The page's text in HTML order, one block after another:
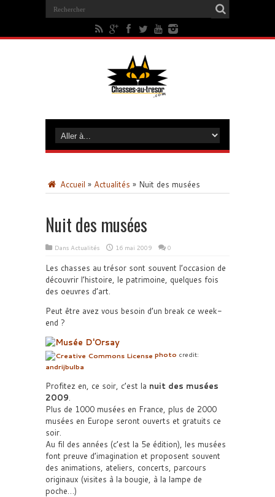
Accueil » Actualités » Nuit des musées
Nuit des musées
Dans Actualités 16 mai 2009 0
Les chasses au trésor sont souvent l’occasion de
découvrir l’histoire, le patrimoine, quelques fois
des oeuvres d’art.
Peut être avez vous besoin d’un break ce week-
end ?
photo credit:
andrijbulba
Profitez en, ce soir, c’est la nuit des musées
2009
Plus de 1000 musées en France, plus de 2000
musées en Europe seront ouverts et gratuits ce
soir.
Au fil des années (c’est la 5e édition), les musées
font preuve d’imagination et proposent souvent
des animations, ateliers, concerts, parcours
originaux (visites à la bougie, à la lampe de
poche…)